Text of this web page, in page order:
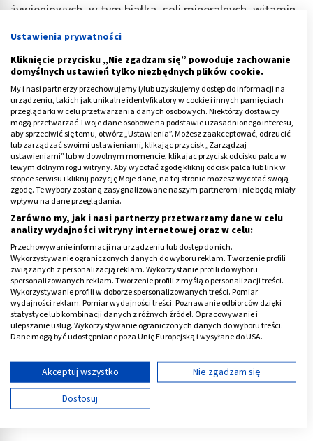
żywieniowych, w tym białka, soli mineralnych, witamin,
żelaza i cynku. Gdy pojawią się zmiany III, IV lub V
stopnia, wtedy leczeniem zajmuje się personel
medyczny.
Niezbędne jest chirurgiczne oczyszczenie rany,
nałożenie oraz zmiana specjalistycznych opatrunków.
W leczeniu odleżyn stosuje się różnepreparaty na
odleżyny, do których należą:
maść na odleżyny,
plastry na odleżyny,
krem na odleżyny,
pianka na odleżyny,
opatrunki na odleżyny(najczęściej stosowane są
opatrunki hydrokoloidowe).
Reklama
Ustawienia prywatności
Kliknięcie przycisku „Nie zgadzam się” powoduje zachowanie
domyślnych ustawień tylko niezbędnych plików cookie.
My i nasi partnerzy przechowujemy i/lub uzyskujemy dostęp do informacji na
urządzeniu, takich jak unikalne identyfikatory w cookie i innych pamięciach
przeglądarki w celu przetwarzania danych osobowych. Niektórzy dostawcy
mogą przetwarzać Twoje dane osobowe na podstawie uzasadnionego interesu,
aby sprzeciwić się temu, otwórz „Ustawienia”. Możesz zaakceptować, odrzucić
lub zarządzać swoimi ustawieniami, klikając przycisk „Zarządzaj
ustawieniami” lub w dowolnym momencie, klikając przycisk odcisku palca w
lewym dolnym rogu witryny. Aby wycofać zgodę kliknij odcisk palca lub link w
stopce serwisu i kliknij pozycję Moje dane, na tej stronie możesz wycofać swoją
zgodę. Te wybory zostaną zasygnalizowane naszym partnerom i nie będą miały
wpływu na dane przeglądania.
Zarówno my, jak i nasi partnerzy przetwarzamy dane w celu
analizy wydajności witryny internetowej oraz w celu:
Przechowywanie informacji na urządzeniu lub dostęp do nich.
Wykorzystywanie ograniczonych danych do wyboru reklam. Tworzenie profili
związanych z personalizacją reklam. Wykorzystanie profili do wyboru
spersonalizowanych reklam. Tworzenie profili z myślą o personalizacji treści.
Wykorzystywanie profili w doborze spersonalizowanych treści. Pomiar
wydajności reklam. Pomiar wydajności treści. Poznawanie odbiorców dzięki
statystyce lub kombinacji danych z różnych źródeł. Opracowywanie i
ulepszanie usług. Wykorzystywanie ograniczonych danych do wyboru treści.
Dane mogą być udostępniane poza Unię Europejską i wysyłane do USA.
Wyświetl listę partnerów (11 dostawców IAB)
Używamy Twoich danych w następujących celach:
Cele przetwarzania IAB:
Akceptuj wszystko
Nie zgadzam się
Dostosuj